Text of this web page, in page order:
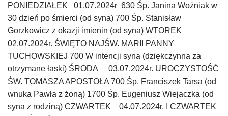
PONIEDZIAŁEK 01.07.2024r 630 Śp. Janina Woźniak w
30 dzień po śmierci (od syna) 700 Śp. Stanisław
Gorzkowicz z okazji imienin (od syna) WTOREK
02.07.2024r. ŚWIĘTO NAJŚW. MARII PANNY
TUCHOWSKIEJ 700 W intencji syna (dziękczynna za
otrzymane łaski) ŚRODA 03.07.2024r. UROCZYSTOŚĆ
ŚW. TOMASZA APOSTOŁA 700 Śp. Franciszek Tarsa (od
wnuka Pawła z żoną) 1700 Śp. Eugeniusz Wiejaczka (od
syna z rodziną) CZWARTEK 04.07.2024r. I CZWARTEK